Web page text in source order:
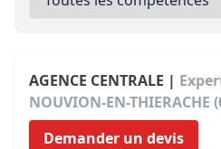
AGENCE CENTRALE |
NOUVION-EN-THIERACHE
Demander un devis